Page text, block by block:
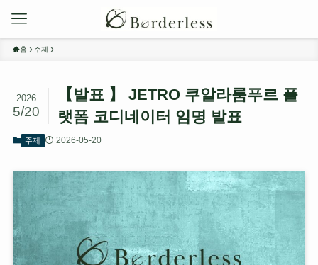
홈 주제
【발표 】 JETRO 쿠알라룸푸르 플
랫폼 코디네이터 임명 발표
2026
5/20
주제 2026-05-20